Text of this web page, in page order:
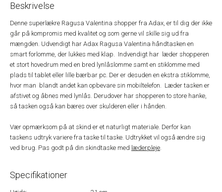
Beskrivelse
Denne superlækre Ragusa Valentina shopper fra Adax, er til dig der ikke
går på kompromis med kvalitet og som gerne vil skille sig ud fra
mængden. Udvendigt har Adax Ragusa Valentina håndtasken en
smart forlomme, der lukkes med klap. Indvendigt har læder shopperen
et stort hovedrum med en bred lynlåslomme samt en stiklomme med
plads til tablet eller lille bærbar pc. Der er desuden en ekstra stiklomme,
hvor man blandt andet kan opbevare sin mobiltelefon. Læder tasken er
afstivet og åbnes med lynlås. Derudover har shopperen to store hanke,
så tasken også kan bæres over skulderen eller i hånden.
Vær opmærksom på at skind er et naturligt materiale. Derfor kan
taskens udtryk variere fra taske til taske. Udtrykket vil også ændre sig
ved brug. Pas godt på din skindtaske med læderpleje.
Specifikationer